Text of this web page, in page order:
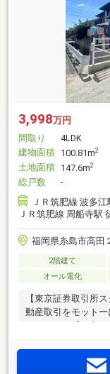
3,998万円
間取り
4LDK
建物面積 100.81m2
土地面積 147.6m2
総戸数
-
ＪＲ筑肥線 波多
ＪＲ筑肥線 周船寺駅
福岡県糸島市高田
2階建て
オール電化
【東京証券取引所
動産取引をモット
だきます。【住宅
に組込できる？」
ーン返済中」等他